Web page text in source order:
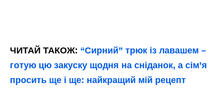
ЧИТАЙ ТАКОЖ: “Сирний” трюк із лавашем –
готую цю закуску щодня на сніданок, а сім’я
просить ще і ще: найкращий мій рецепт